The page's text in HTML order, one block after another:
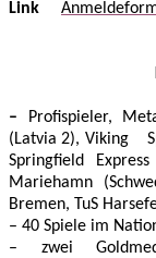
Link
– Profispieler,
(Latvia 2), Viking
Springfield
Mariehamn
Bremen, TuS
– 40 Spiele im
– zwei